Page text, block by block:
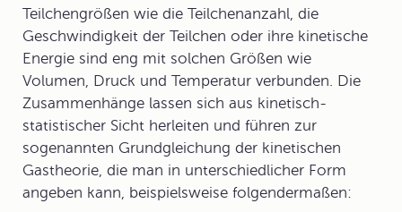
Teilchengrößen wie die Teilchenanzahl, die
Geschwindigkeit der Teilchen oder ihre kinetische
Energie sind eng mit solchen Größen wie
Volumen, Druck und Temperatur verbunden. Die
Zusammenhänge lassen sich aus kinetisch-
statistischer Sicht herleiten und führen zur
sogenannten Grundgleichung der kinetischen
Gastheorie, die man in unterschiedlicher Form
angeben kann, beispielsweise folgendermaßen: